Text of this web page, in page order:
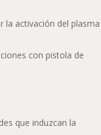
la activación del
con pistola de
que induzcan la